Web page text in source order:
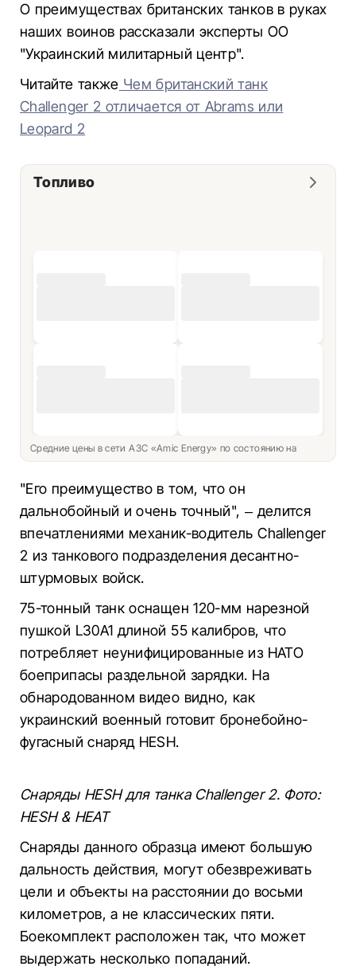
О преимуществах британских танков в руках
наших воинов рассказали эксперты ОО
"Украинский милитарный центр".
Читайте также Чем британский танк
Challenger 2 отличается от Abrams или
Leopard 2
Топливо
Средние цены в сети АЗС «Amic Energy» по состоянию на
"Его преимущество в том, что он
дальнобойный и очень точный", – делится
впечатлениями механик-водитель Challenger
2 из танкового подразделения десантно-
штурмовых войск.
75-тонный танк оснащен 120-мм нарезной
пушкой L30A1 длиной 55 калибров, что
потребляет неунифицированные из НАТО
боеприпасы раздельной зарядки. На
обнародованном видео видно, как
украинский военный готовит бронебойно-
фугасный снаряд HESH.
Снаряды HESH для танка Challenger 2. Фото:
HESH & HEAT
Снаряды данного образца имеют большую
дальность действия, могут обезвреживать
цели и объекты на расстоянии до восьми
километров, а не классических пяти.
Боекомплект расположен так, что может
выдержать несколько попаданий.